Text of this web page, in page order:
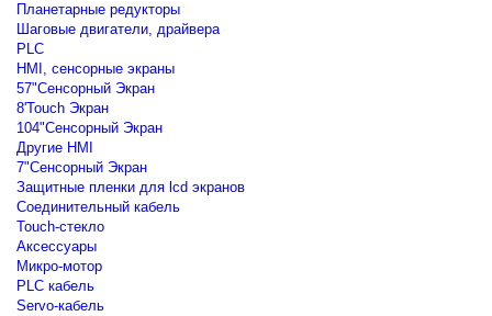
Планетарные редукторы
Шаговые двигатели, драйвера
PLC
HMI, сенсорные экраны
57"Сенсорный Экран
8'Touch Экран
104"Сенсорный Экран
Другие HMI
7"Сенсорный Экран
Защитные пленки для lcd экранов
Соединительный кабель
Touch-стекло
Аксессуары
Микро-мотор
PLC кабель
Servo-кабель